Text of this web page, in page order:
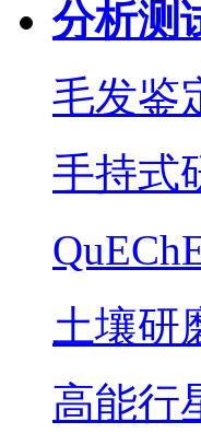
分析测
毛发鉴
手持式
土壤研
高能行